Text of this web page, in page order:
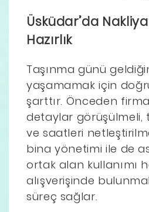
Üsküdar’da
Hazırlık
Taşınma günü
yaşamamak için
şarttır. Önceden
detaylar görüşülmeli,
ve saatleri
bina yönetimi ile de
ortak alan kullanımı
alışverişinde
süreç sağlar.